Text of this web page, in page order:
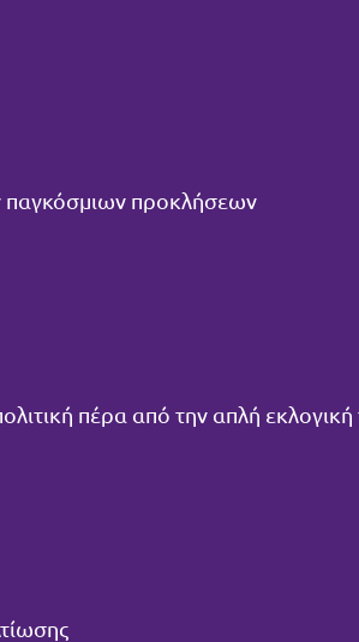
παγκόσμιων προκλήσεων
πέρα από την απλή